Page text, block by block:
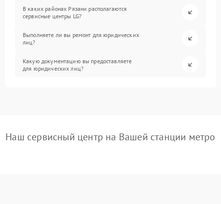
В каких районах Рязани располагаются
сервисные центры LG?
Выполняете ли вы ремонт для юридических
лиц?
Какую документацию вы предоставляете
для юридических лиц?
Наш сервисный центр на Вашей станции метро